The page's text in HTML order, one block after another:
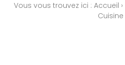
Vous vous trouvez ici : Accueil ›
Cuisine